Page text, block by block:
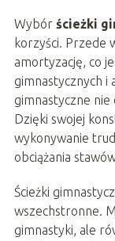
Wybór ścieżki
korzyści. Przede
amortyzację, co
gimnastycznych i
gimnastyczne
Dzięki swojej
wykonywanie
obciążania
Ścieżki
wszechstronne.
gimnastyki, ale